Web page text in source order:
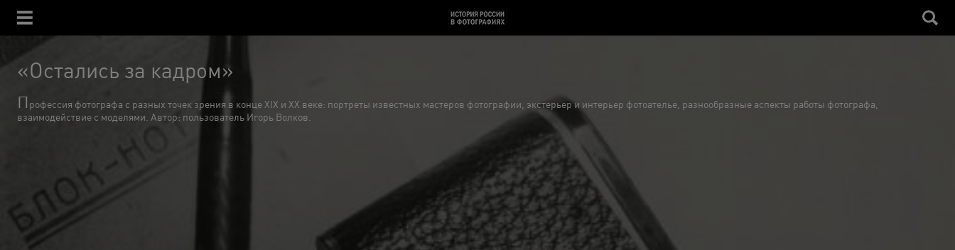
«Остались за кадром»
П рофессия фотографа с разных точек зрения в конце XIX и XX веке: портреты известных мастеров фотографии, экстерьер и интерьер фотоателье, разнообразные аспекты работы фотографа,
взаимодействие с моделями. Автор: пользователь Игорь Волков.